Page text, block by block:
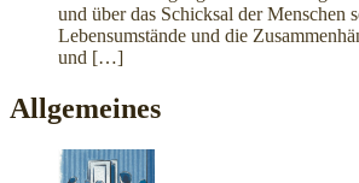
und über das Schicksal der Menschen
Lebensumstände und die
und […]
Allgemeines